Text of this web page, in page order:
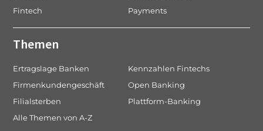
Fintech
Payments
Themen
Ertragslage Banken
Kennzahlen Fintechs
Firmenkundengeschäft
Open Banking
Filialsterben
Plattform-Banking
Alle Themen von A-Z